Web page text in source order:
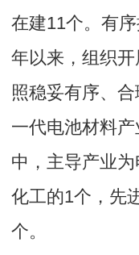
在建11个。有
年以来，组织
照稳妥有序、
一代电池材料
中，主导产业
化工的1个，先
个。